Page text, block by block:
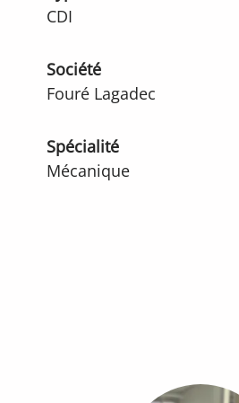
CDI
Société
Fouré Lagadec
Spécialité
Mécanique